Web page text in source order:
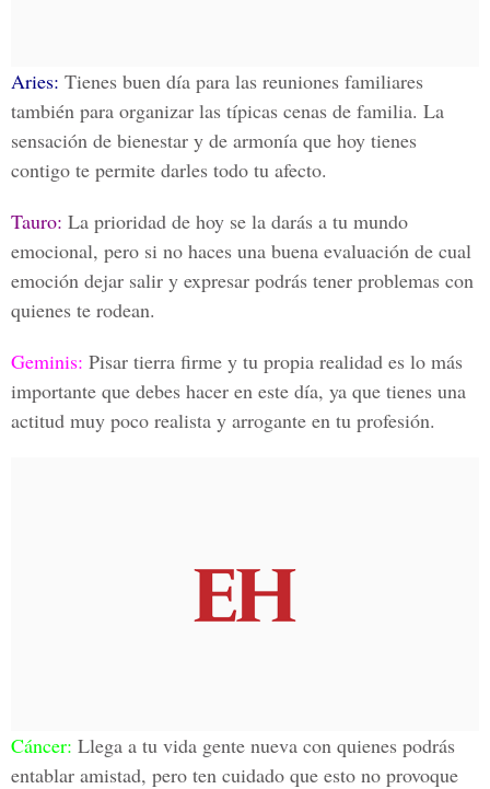
Aries: Tienes buen día para las reuniones familiares
también para organizar las típicas cenas de familia. La
sensación de bienestar y de armonía que hoy tienes
contigo te permite darles todo tu afecto.
Tauro: La prioridad de hoy se la darás a tu mundo
emocional, pero si no haces una buena evaluación de cual
emoción dejar salir y expresar podrás tener problemas con
quienes te rodean.
Geminis: Pisar tierra firme y tu propia realidad es lo más
importante que debes hacer en este día, ya que tienes una
actitud muy poco realista y arrogante en tu profesión.
Cáncer: Llega a tu vida gente nueva con quienes podrás
entablar amistad, pero ten cuidado que esto no provoque